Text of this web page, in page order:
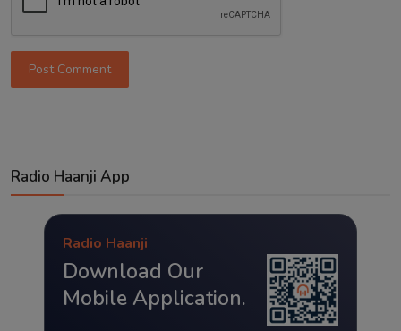
Post Comment
Radio Haanji App
Radio Haanji
Download Our
Mobile Application.